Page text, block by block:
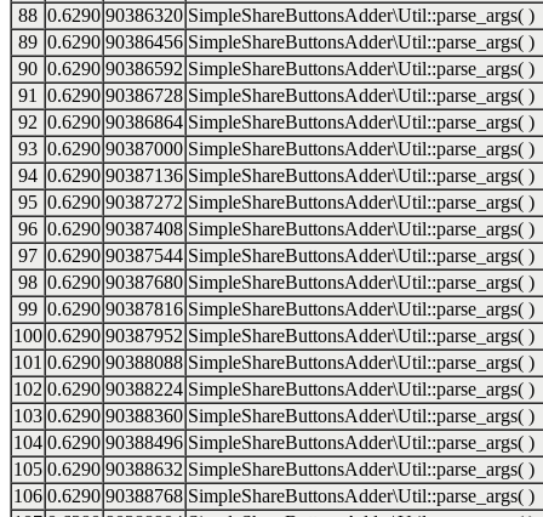
88 0.6290 90386320 SimpleShareButtonsAdder\Util::parse_args( )
89 0.6290 90386456 SimpleShareButtonsAdder\Util::parse_args( )
90 0.6290 90386592 SimpleShareButtonsAdder\Util::parse_args( )
91
0.6290 90386728 SimpleShareButtonsAdder\Util::parse_args( )
92 0.6290 90386864 SimpleShareButtonsAdder\Util::parse_args( )
93 0.6290 90387000 SimpleShareButtonsAdder\Util::parse_args( )
94 0.6290 90387136 SimpleShareButtonsAdder\Util::parse_args( )
95 0.6290 90387272 SimpleShareButtonsAdder\Util::parse_args( )
96 0.6290 90387408 SimpleShareButtonsAdder\Util::parse_args( )
97 0.6290 90387544 SimpleShareButtonsAdder\Util::parse_args( )
98 0.6290 90387680 SimpleShareButtonsAdder\Util::parse_args( )
99 0.6290 90387816 SimpleShareButtonsAdder\Util::parse_args( )
100 0.6290 90387952 SimpleShareButtonsAdder\Util::parse_args( )
101 0.6290 90388088 SimpleShareButtonsAdder\Util::parse_args( )
102 0.6290 90388224 SimpleShareButtonsAdder\Util::parse_args( )
103 0.6290 90388360 SimpleShareButtonsAdder\Util::parse_args( )
104 0.6290 90388496 SimpleShareButtonsAdder\Util::parse_args( )
105 0.6290 90388632 SimpleShareButtonsAdder\Util::parse_args( )
106 0.6290 90388768 SimpleShareButtonsAdder\Util::parse_args( )